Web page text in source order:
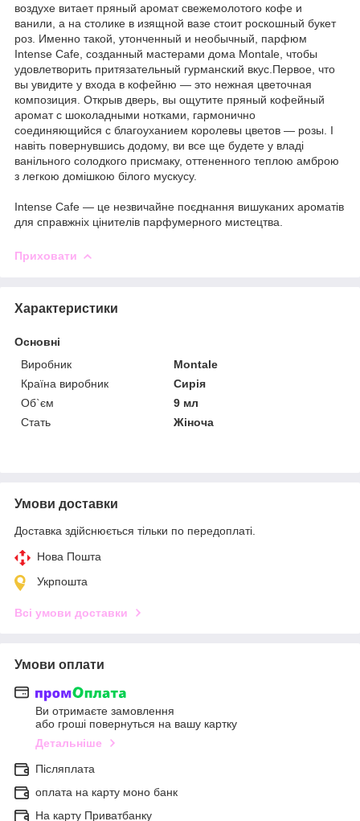
воздухе витает пряный аромат свежемолотого кофе и
ванили, а на столике в изящной вазе стоит роскошный букет
роз. Именно такой, утонченный и необычный, парфюм
Intense Cafe, созданный мастерами дома Montale, чтобы
удовлетворить притязательный гурманский вкус.Первое, что
вы увидите у входа в кофейню — это нежная цветочная
композиция. Открыв дверь, вы ощутите пряный кофейный
аромат с шоколадными нотками, гармонично
соединяющийся с благоуханием королевы цветов — розы. І
навіть повернувшись додому, ви все ще будете у владі
ванільного солодкого присмаку, оттененного теплою амброю
з легкою домішкою білого мускусу.
Intense Cafe — це незвичайне поєднання вишуканих ароматів
для справжніх цінителів парфумерного мистецтва.
Приховати
Характеристики
Основні
Виробник
Montale
Країна виробник
Сирія
Об`єм
9 мл
Стать
Жіноча
Умови доставки
Доставка здійснюється тільки по передоплаті.
Нова Пошта
Укрпошта
Всі умови доставки
Умови оплати
Ви отримаєте замовлення
або гроші повернуться на вашу картку
Детальніше
Післяплата
оплата на карту моно банк
На карту Приватбанку